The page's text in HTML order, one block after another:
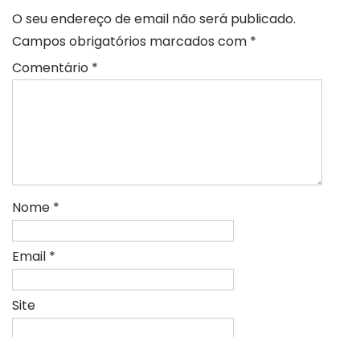
O seu endereço de email não será publicado.
Campos obrigatórios marcados com *
Comentário *
Nome *
Email *
Site